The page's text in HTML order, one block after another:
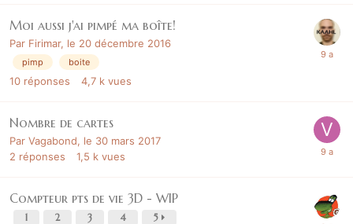
Moi aussi j'ai pimpé ma boîte!
Par Firimar, le 20 décembre 2016
pimp boite
10 réponses 4,7 k vues
Nombre de cartes
Par Vagabond, le 30 mars 2017
2 réponses 1,5 k vues
Compteur pts de vie 3D - WIP
1 2 3 4 5